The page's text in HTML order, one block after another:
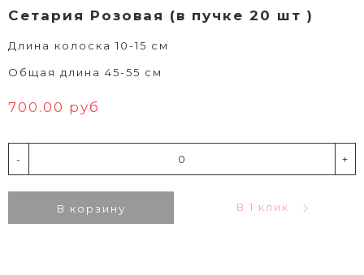
Сетария Розовая (в пучке 20 шт )
Длина колоска 10-15 см
Общая длина 45-55 см
700.00 руб
- +
В корзину В 1 клик